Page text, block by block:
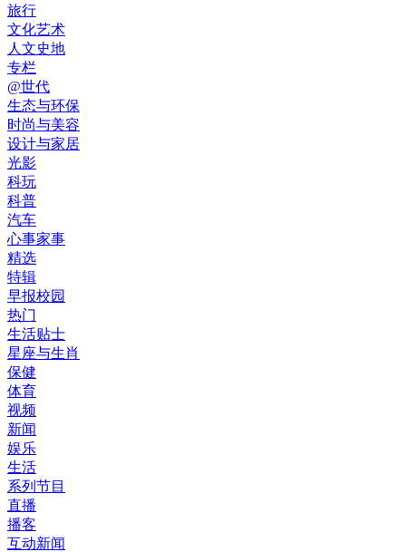
旅行
文化艺术
人文史地
专栏
@世代
生态与环保
时尚与美容
设计与家居
光影
科玩
科普
汽车
心事家事
精选
特辑
早报校园
热门
生活贴士
星座与生肖
保健
体育
视频
新闻
娱乐
生活
系列节目
直播
播客
互动新闻